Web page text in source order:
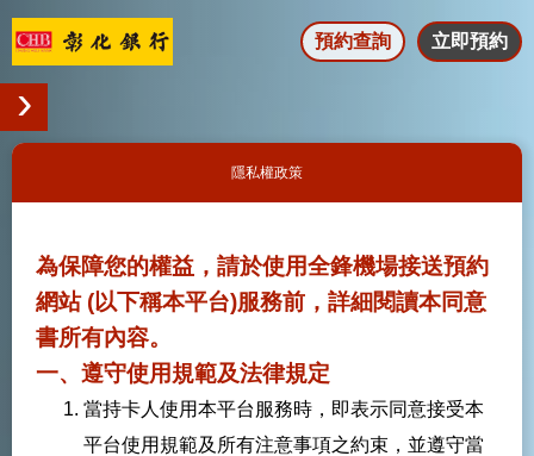
預約查詢 立即預約
隱私權政策
為保障您的權益，請於使用全鋒機場接送預約
網站 (以下稱本平台)服務前，詳細閱讀本同意
書所有內容。
一、遵守使用規範及法律規定
當持卡人使用本平台服務時，即表示同意接受本
平台使用規範及所有注意事項之約束，並遵守當